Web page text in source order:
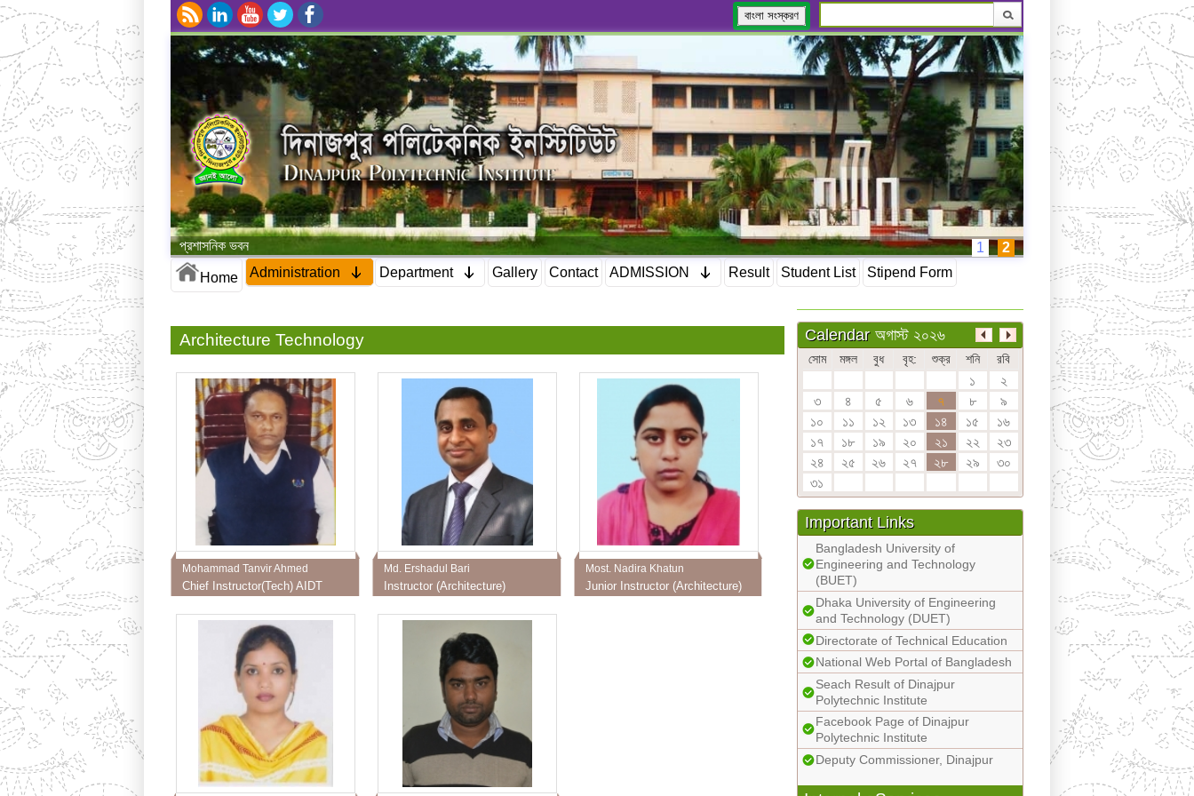
বাংলা সংস্করণ
প্রশাসনিক ভবন 1
2
Home
Administration Department Gallery Contact ADMISSION Result Student List Stipend Form
Architecture Technology
Mohammad Tanvir Ahmed
Chief Instructor(Tech) AIDT
Md. Ershadul Bari
Instructor (Architecture)
Most. Nadira Khatun
Junior Instructor (Architecture)
Calendar অগাস্ট ২০২৬
সোম মঙ্গল বুধ বৃহ: শুক্র শনি রবি
১
২
৩
৪ ৫ ৬ ৭ ৮
৯
১০
১১ ১২ ১৩ ১৪ ১৫
১৬
১৭
১৮ ১৯ ২০ ২১ ২২
২৩
২৪
২৫ ২৬ ২৭ ২৮ ২৯
৩০
৩১
Important Links
Bangladesh University of
Engineering and Technology
(BUET)
Dhaka University of Engineering
and Technology (DUET)
Directorate of Technical Education
National Web Portal of Bangladesh
Seach Result of Dinajpur
Polytechnic Institute
Facebook Page of Dinajpur
Polytechnic Institute
Deputy Commissioner, Dinajpur